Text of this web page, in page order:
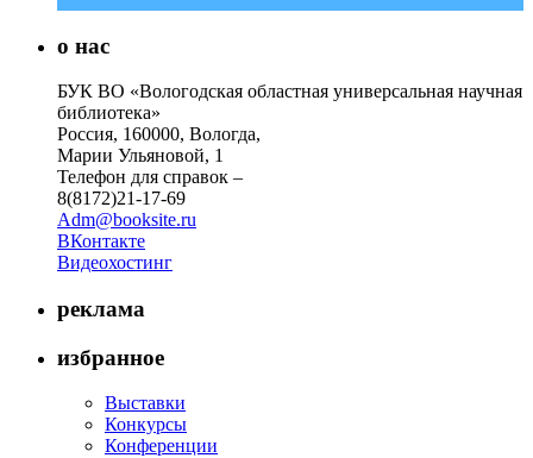
о нас
БУК ВО «Вологодская областная универсальная научная
библиотека»
Россия, 160000, Вологда,
Марии Ульяновой, 1
Телефон для справок –
8(8172)21-17-69
Adm@booksite.ru
ВКонтакте
Видеохостинг
реклама
избранное
Выставки
Конкурсы
Конференции